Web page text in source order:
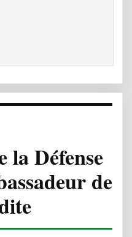
Défense
de